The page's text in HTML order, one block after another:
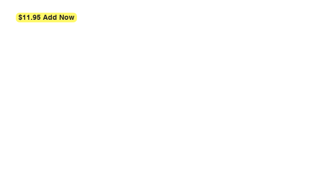
$11.95 Add Now